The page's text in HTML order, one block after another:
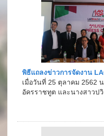
พิธีแถลงข่าวการจัดงาน
เมื่อวันที่ 25 ตุลาคม 2562
อัครราชทูต และนางสาวป